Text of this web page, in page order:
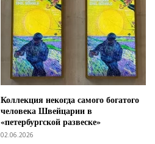
Коллекция некогда самого богатого
человека Швейцарии в
«петербургской развеске»
02.06.2026